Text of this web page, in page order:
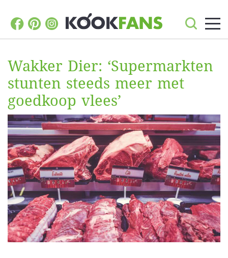
Wakker Dier: ‘Supermarkten
stunten steeds meer met
goedkoop vlees’